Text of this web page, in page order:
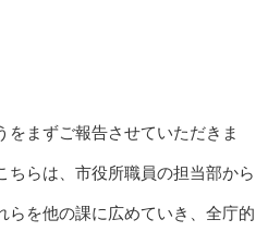
をまずご報告させていただきま
らは、市役所職員の担当部から
らを他の課に広めていき、全庁的